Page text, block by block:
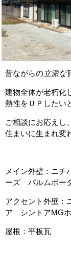
昔ながらの立派な
建物全体が老朽化
熱性をＵＰしたい
ご相談にお応えし
住まいに生まれ変
メイン外壁：ニ
ーズ パルムボー
アクセント外壁
ア シントアMGホ
屋根：平板瓦